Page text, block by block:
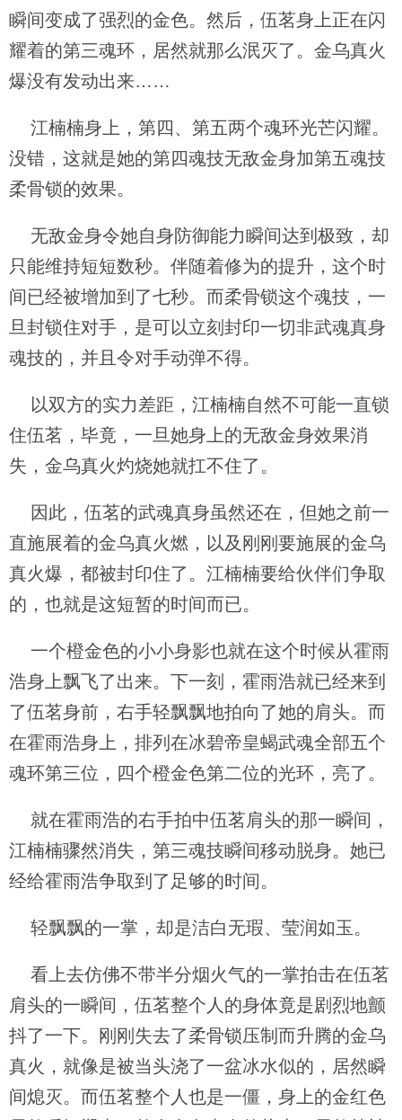
瞬间变成了强烈的金色。然后，伍茗身上正在闪
耀着的第三魂环，居然就那么泯灭了。金乌真火
爆没有发动出来……
江楠楠身上，第四、第五两个魂环光芒闪耀。
没错，这就是她的第四魂技无敌金身加第五魂技
柔骨锁的效果。
无敌金身令她自身防御能力瞬间达到极致，却
只能维持短短数秒。伴随着修为的提升，这个时
间已经被增加到了七秒。而柔骨锁这个魂技，一
旦封锁住对手，是可以立刻封印一切非武魂真身
魂技的，并且令对手动弹不得。
以双方的实力差距，江楠楠自然不可能一直锁
住伍茗，毕竟，一旦她身上的无敌金身效果消
失，金乌真火灼烧她就扛不住了。
因此，伍茗的武魂真身虽然还在，但她之前一
直施展着的金乌真火燃，以及刚刚要施展的金乌
真火爆，都被封印住了。江楠楠要给伙伴们争取
的，也就是这短暂的时间而已。
一个橙金色的小小身影也就在这个时候从霍雨
浩身上飘飞了出来。下一刻，霍雨浩就已经来到
了伍茗身前，右手轻飘飘地拍向了她的肩头。而
在霍雨浩身上，排列在冰碧帝皇蝎武魂全部五个
魂环第三位，四个橙金色第二位的光环，亮了。
就在霍雨浩的右手拍中伍茗肩头的那一瞬间，
江楠楠骤然消失，第三魂技瞬间移动脱身。她已
经给霍雨浩争取到了足够的时间。
轻飘飘的一掌，却是洁白无瑕、莹润如玉。
看上去仿佛不带半分烟火气的一掌拍击在伍茗
肩头的一瞬间，伍茗整个人的身体竟是剧烈地颤
抖了一下。刚刚失去了柔骨锁压制而升腾的金乌
真火，就像是被当头浇了一盆冰水似的，居然瞬
间熄灭。而伍茗整个人也是一僵，身上的金红色